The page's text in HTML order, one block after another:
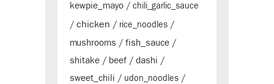
kewpie_mayo / chili_garlic_sauce
/ chicken / rice_noodles /
mushrooms / fish_sauce /
shitake / beef / dashi /
sweet_chili / udon_noodles /